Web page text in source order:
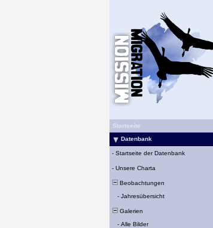
Startseite
Datenbank
- Startseite der Datenbank
- Unsere Charta
Beobachtungen
- Jahresübersicht
Galerien
- Alle Bilder